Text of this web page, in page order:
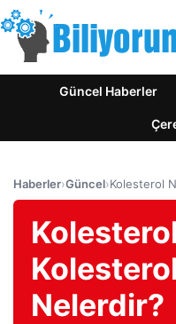
Güncel Haberler
Haberler›Güncel›Kolesterol
Nelerdir?